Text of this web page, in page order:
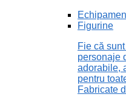
Figurine
Fie că
personaje
adorabile,
pentru
Fabricate